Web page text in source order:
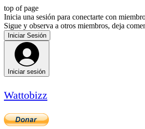
top of page
Inicia una sesión para conectarte con
Sigue y observa a otros miembros, deja
Iniciar Sesión
Iniciar sesión
Wattobizz